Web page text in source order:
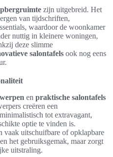
zijn uitgebreid. Het
van tijdschriften,
waardoor de woonkamer
nuttig in kleinere woningen,
deze slimme
salontafels ook nog eens
en praktische salontafels
creëren een
tot extravagant,
optie te vinden is.
vaak uitschuifbare of opklapbare
het gebruiksgemak, maar zorgt
uitstraling.